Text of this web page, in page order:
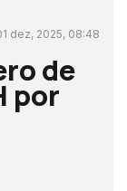
dez, 2025, 08:48
de
por